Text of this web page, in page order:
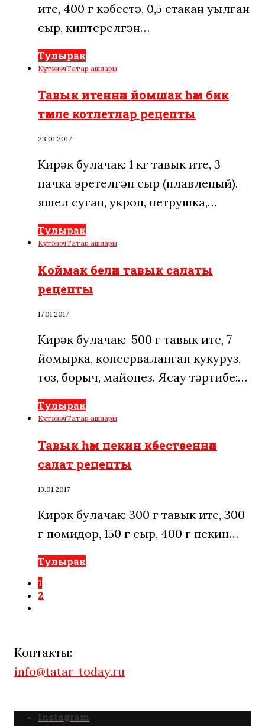
ите, 400 г кәбестә, 0,5 стакан уылган
сыр, киптерелгән…
Тулырак
КүчтәнәчТатар ашлары
Тавык итеннән йомшак һәм бик
тәмле котлетлар рецепты
23.01.2017
Кирәк булачак: 1 кг тавык ите, 3
пачка эретелгән сыр (плавленый),
яшел суган, укроп, петрушка,…
Тулырак
КүчтәнәчТатар ашлары
Коймак белән тавык салаты
рецепты
17.01.2017
Кирәк булачак: 500 г тавык ите, 7
йомырка, консерваланган кукуруз,
тоз, борыч, майонез. Ясау тәртибе:…
Тулырак
КүчтәнәчТатар ашлары
Тавык һәм пекин кәбестәсеннән
салат рецепты
13.01.2017
Кирәк булачак: 300 г тавык ите, 300
г помидор, 150 г сыр, 400 г пекин…
Тулырак
1
2
Контакты:
info@tatar-today.ru
Instagram